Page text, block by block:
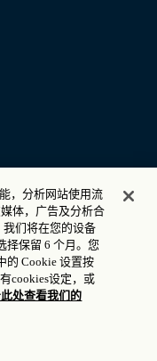
，分析网站使用流
体，广告及分析合
们将在您的设备
择保留 6 个月。您
的 Cookie 设置按
cookies设定，或
处查看我们的